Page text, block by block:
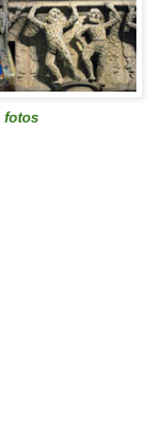
fotos